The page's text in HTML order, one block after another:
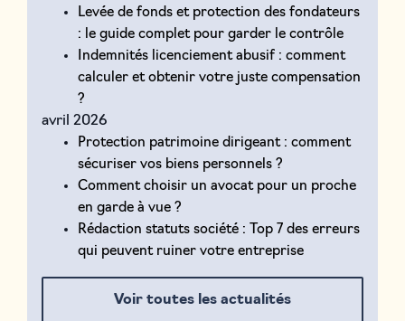
Levée de fonds et protection des fondateurs
: le guide complet pour garder le contrôle
Indemnités licenciement abusif : comment
calculer et obtenir votre juste compensation
?
avril 2026
Protection patrimoine dirigeant : comment
sécuriser vos biens personnels ?
Comment choisir un avocat pour un proche
en garde à vue ?
Rédaction statuts société : Top 7 des erreurs
qui peuvent ruiner votre entreprise
Voir toutes les actualités